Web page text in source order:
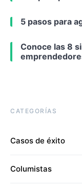
5 pasos para
Conoce las 8
CATEGORÍAS
Casos de éxito
Columistas